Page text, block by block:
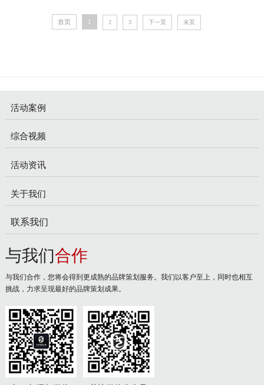
首页 1 2 3 下一页 末页
活动案例
综合视频
活动资讯
关于我们
联系我们
与我们合作
与我们合作，您将会得到更成熟的品牌策划服务。我们以客户至上，同时也相互
挑战，力求呈现最好的品牌策划成果。